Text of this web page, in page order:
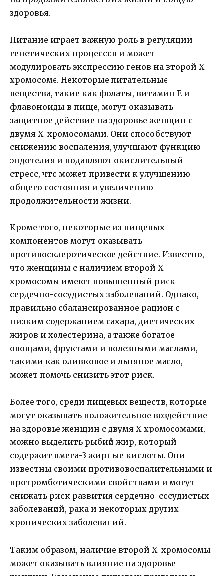
здоровья.
Питание играет важную роль в регуляции
генетических процессов и может
модулировать экспрессию генов на второй Х-
хромосоме. Некоторые питательные
вещества, такие как фолаты, витамин Е и
флавоноиды в пище, могут оказывать
защитное действие на здоровье женщин с
двумя Х-хромосомами. Они способствуют
снижению воспаления, улучшают функцию
эндотелия и подавляют окислительный
стресс, что может привести к улучшению
общего состояния и увеличению
продолжительности жизни.
Кроме того, некоторые из пищевых
компонентов могут оказывать
противосклеротическое действие. Известно,
что женщины с наличием второй Х-
хромосомы имеют повышенный риск
сердечно-сосудистых заболеваний. Однако,
правильно сбалансированное рацион с
низким содержанием сахара, диетических
жиров и холестерина, а также богатое
овощами, фруктами и полезными маслами,
такими как оливковое и льняное масло,
может помочь снизить этот риск.
Более того, среди пищевых веществ, которые
могут оказывать положительное воздействие
на здоровье женщин с двумя X-хромосомами,
можно выделить рыбий жир, который
содержит омега-3 жирные кислоты. Они
известны своими противовоспалительными и
протромботическими свойствами и могут
снижать риск развития сердечно-сосудистых
заболеваний, рака и некоторых других
хронических заболеваний.
Таким образом, наличие второй Х-хромосомы
может оказывать влияние на здоровье